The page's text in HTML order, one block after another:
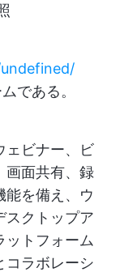
である。
ェビナー、ビ
画面共有、録
能を備え、ウ
スクトップア
ットフォーム
コラボレーシ